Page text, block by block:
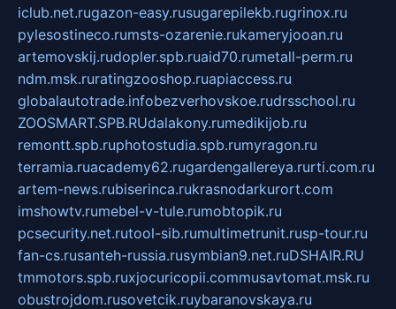
iclub.net.rugazon-easy.rusugarepilekb.rugrinox.ru
pylesostineco.rumsts-ozarenie.rukameryjooan.ru
artemovskij.rudopler.spb.ruaid70.rumetall-perm.ru
ndm.msk.ruratingzooshop.ruapiaccess.ru
globalautotrade.infobezverhovskoe.rudrsschool.ru
ZOOSMART.SPB.RUdalakony.rumedikijob.ru
remontt.spb.ruphotostudia.spb.rumyragon.ru
terramia.ruacademy62.rugardengallereya.rurti.com.ru
artem-news.rubiserinca.rukrasnodarkurort.com
imshowtv.rumebel-v-tule.rumobtopik.ru
pcsecurity.net.rutool-sib.rumultimetrunit.rusp-tour.ru
fan-cs.rusanteh-russia.rusymbian9.net.ruDSHAIR.RU
tmmotors.spb.ruxjocuricopii.commusavtomat.msk.ru
obustrojdom.rusovetcik.ruybaranovskaya.ru